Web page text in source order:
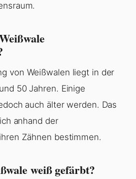
von Weißwalen liegt in der
50 Jahren. Einige
auch älter werden. Das
anhand der
Zähnen bestimmen.
weiß gefärbt?